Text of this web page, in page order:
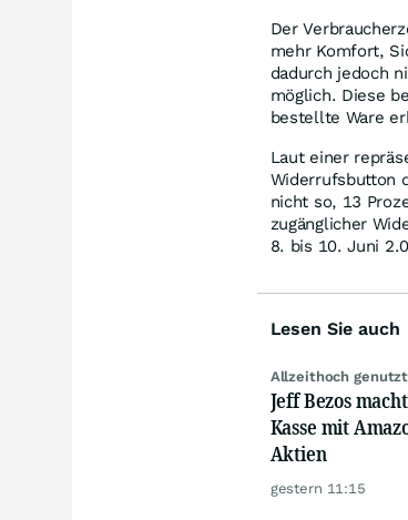
Der
mehr Komfort,
dadurch jedoch
möglich. Diese
bestellte Ware
Laut einer
Widerrufsbutton
nicht so, 13
zugänglicher
8. bis 10. Juni
Lesen Sie auch
Allzeithoch genutzt
Jeff Bezos macht
Kasse mit
Aktien
gestern 11:15